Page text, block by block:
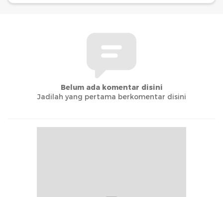
Belum ada komentar disini
Jadilah yang pertama berkomentar disini